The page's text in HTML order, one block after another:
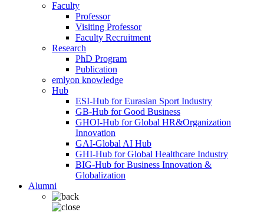
Faculty
Professor
Visiting Professor
Faculty Recruitment
Research
PhD Program
Publication
emlyon knowledge
Hub
ESI-Hub for Eurasian Sport Industry
GB-Hub for Good Business
GHOI-Hub for Global HR&Organization
Innovation
GAI-Global AI Hub
GHI-Hub for Global Healthcare Industry
BIG-Hub for Business Innovation &
Globalization
Alumni